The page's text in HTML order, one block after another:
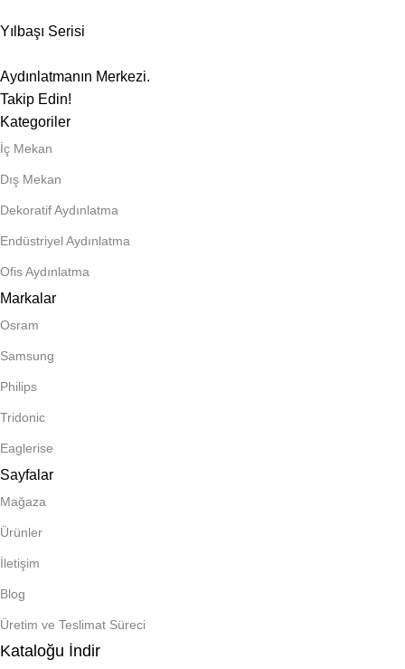
Yılbaşı Serisi
Aydınlatmanın Merkezi.
Takip Edin!
Kategoriler
İç Mekan
Dış Mekan
Dekoratif Aydınlatma
Endüstriyel Aydınlatma
Ofis Aydınlatma
Markalar
Osram
Samsung
Philips
Tridonic
Eaglerise
Sayfalar
Mağaza
Ürünler
İletişim
Blog
Üretim ve Teslimat Süreci
Kataloğu İndir